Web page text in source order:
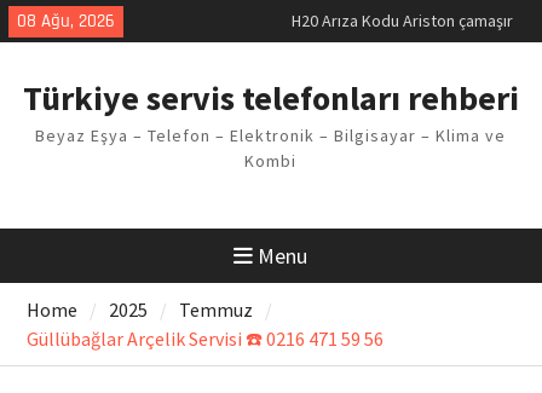
Skip
to
08 Ağu, 2026
makinesi Sorunu
Çözüm Yöntemleri
Vaillant çamaşır makinesi E03
Arıza Kodu
Türkiye servis telefonları rehberi
Beyaz Eşya – Telefon – Elektronik – Bilgisayar – Klima ve
Kombi
Menu
Home 2025
Temmuz
Güllübağlar Arçelik Servisi ☎️ 0216 471 59 56